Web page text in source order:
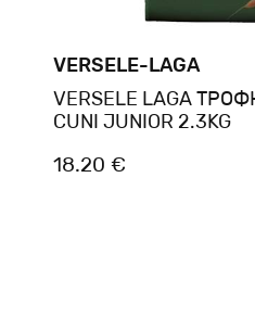
VERSELE-LAGA
VERSELE LAGA
CUNI JUNIOR 2.3KG
18.20 €